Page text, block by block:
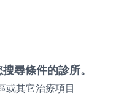
尋條件的診所。
或其它治療項目